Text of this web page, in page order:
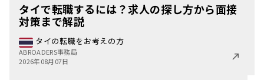
タイで転職するには？求人の探し方から面接
対策まで解説
タイの転職をお考えの方
ABROADERS事務局
2026年08月07日